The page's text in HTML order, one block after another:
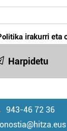
irakurri eta
Harpidetu
943-46 72 36